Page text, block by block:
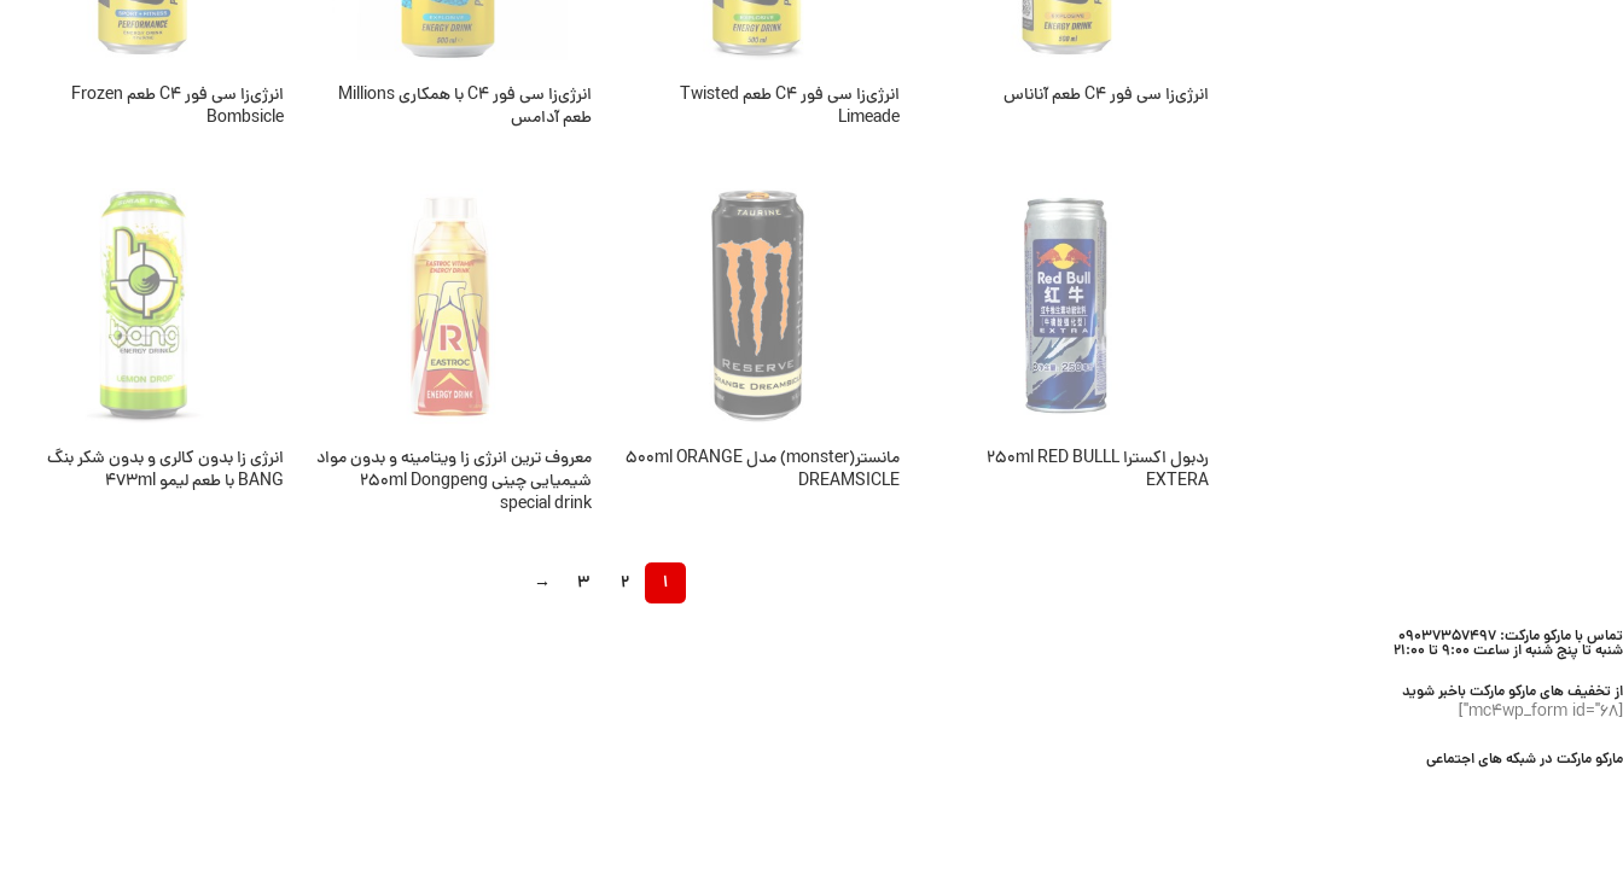
انرژی‌زا سی فور C4 طعم آناناس
انرژی‌زا سی فور C4 طعم Twisted
Limeade
انرژی‌زا سی فور C4 با همکاری Millions
طعم آدامس
انرژی‌زا سی فور C4 طعم Frozen
Bombsicle
ردبول اکسترا 250ml RED BULLL
EXTERA
مانستر(monster) مدل 500ml ORANGE
DREAMSICLE
معروف ترین انرژی زا ویتامینه و بدون مواد
شیمیایی چینی 250ml Dongpeng
special drink
انرژی زا بدون کالری و بدون شکر بنگ
BANG با طعم ليمو ۴۷۳ml
1
2
3
→
تماس با مارکو مارکت: 09037357497
شنبه تا پنج شنبه از ساعت 9:00 تا 21:00
از تخفیف های مارکو مارکت باخبر شوید
[mc4wp_form id="68"]
مارکو مارکت در شبکه های اجتماعی